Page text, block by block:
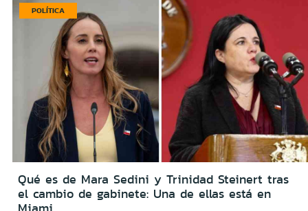
POLÍTICA
Qué es de Mara Sedini y Trinidad Steinert tras
el cambio de gabinete: Una de ellas está en